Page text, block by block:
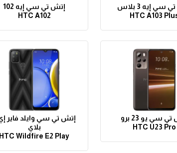
سي إيه 3 بلاس
HTC A103
إتش تي سي إيه 102
HTC A102
سي يو 23 برو
HTC U23 Pro
بلاي
HTC Wildfire E2 Play